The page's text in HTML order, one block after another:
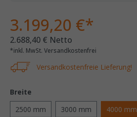
3.199,20 €*
2.688,40 € Netto
*inkl. MwSt. Versandkostenfrei
Versandkostenfreie Lieferung!
Breite
2500 mm
3000 mm 4000 mm